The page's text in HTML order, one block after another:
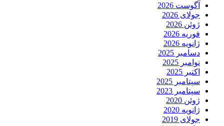
آگوست 2026
جولای 2026
ژوئن 2026
فوریه 2026
ژانویه 2026
دسامبر 2025
نوامبر 2025
اکتبر 2025
سپتامبر 2025
سپتامبر 2023
ژوئن 2020
ژانویه 2020
جولای 2019